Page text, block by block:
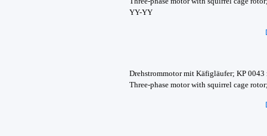
YY-YY
Drehstrommotor mit Käfigläufer; KP
Three-phase motor with squirrel cage